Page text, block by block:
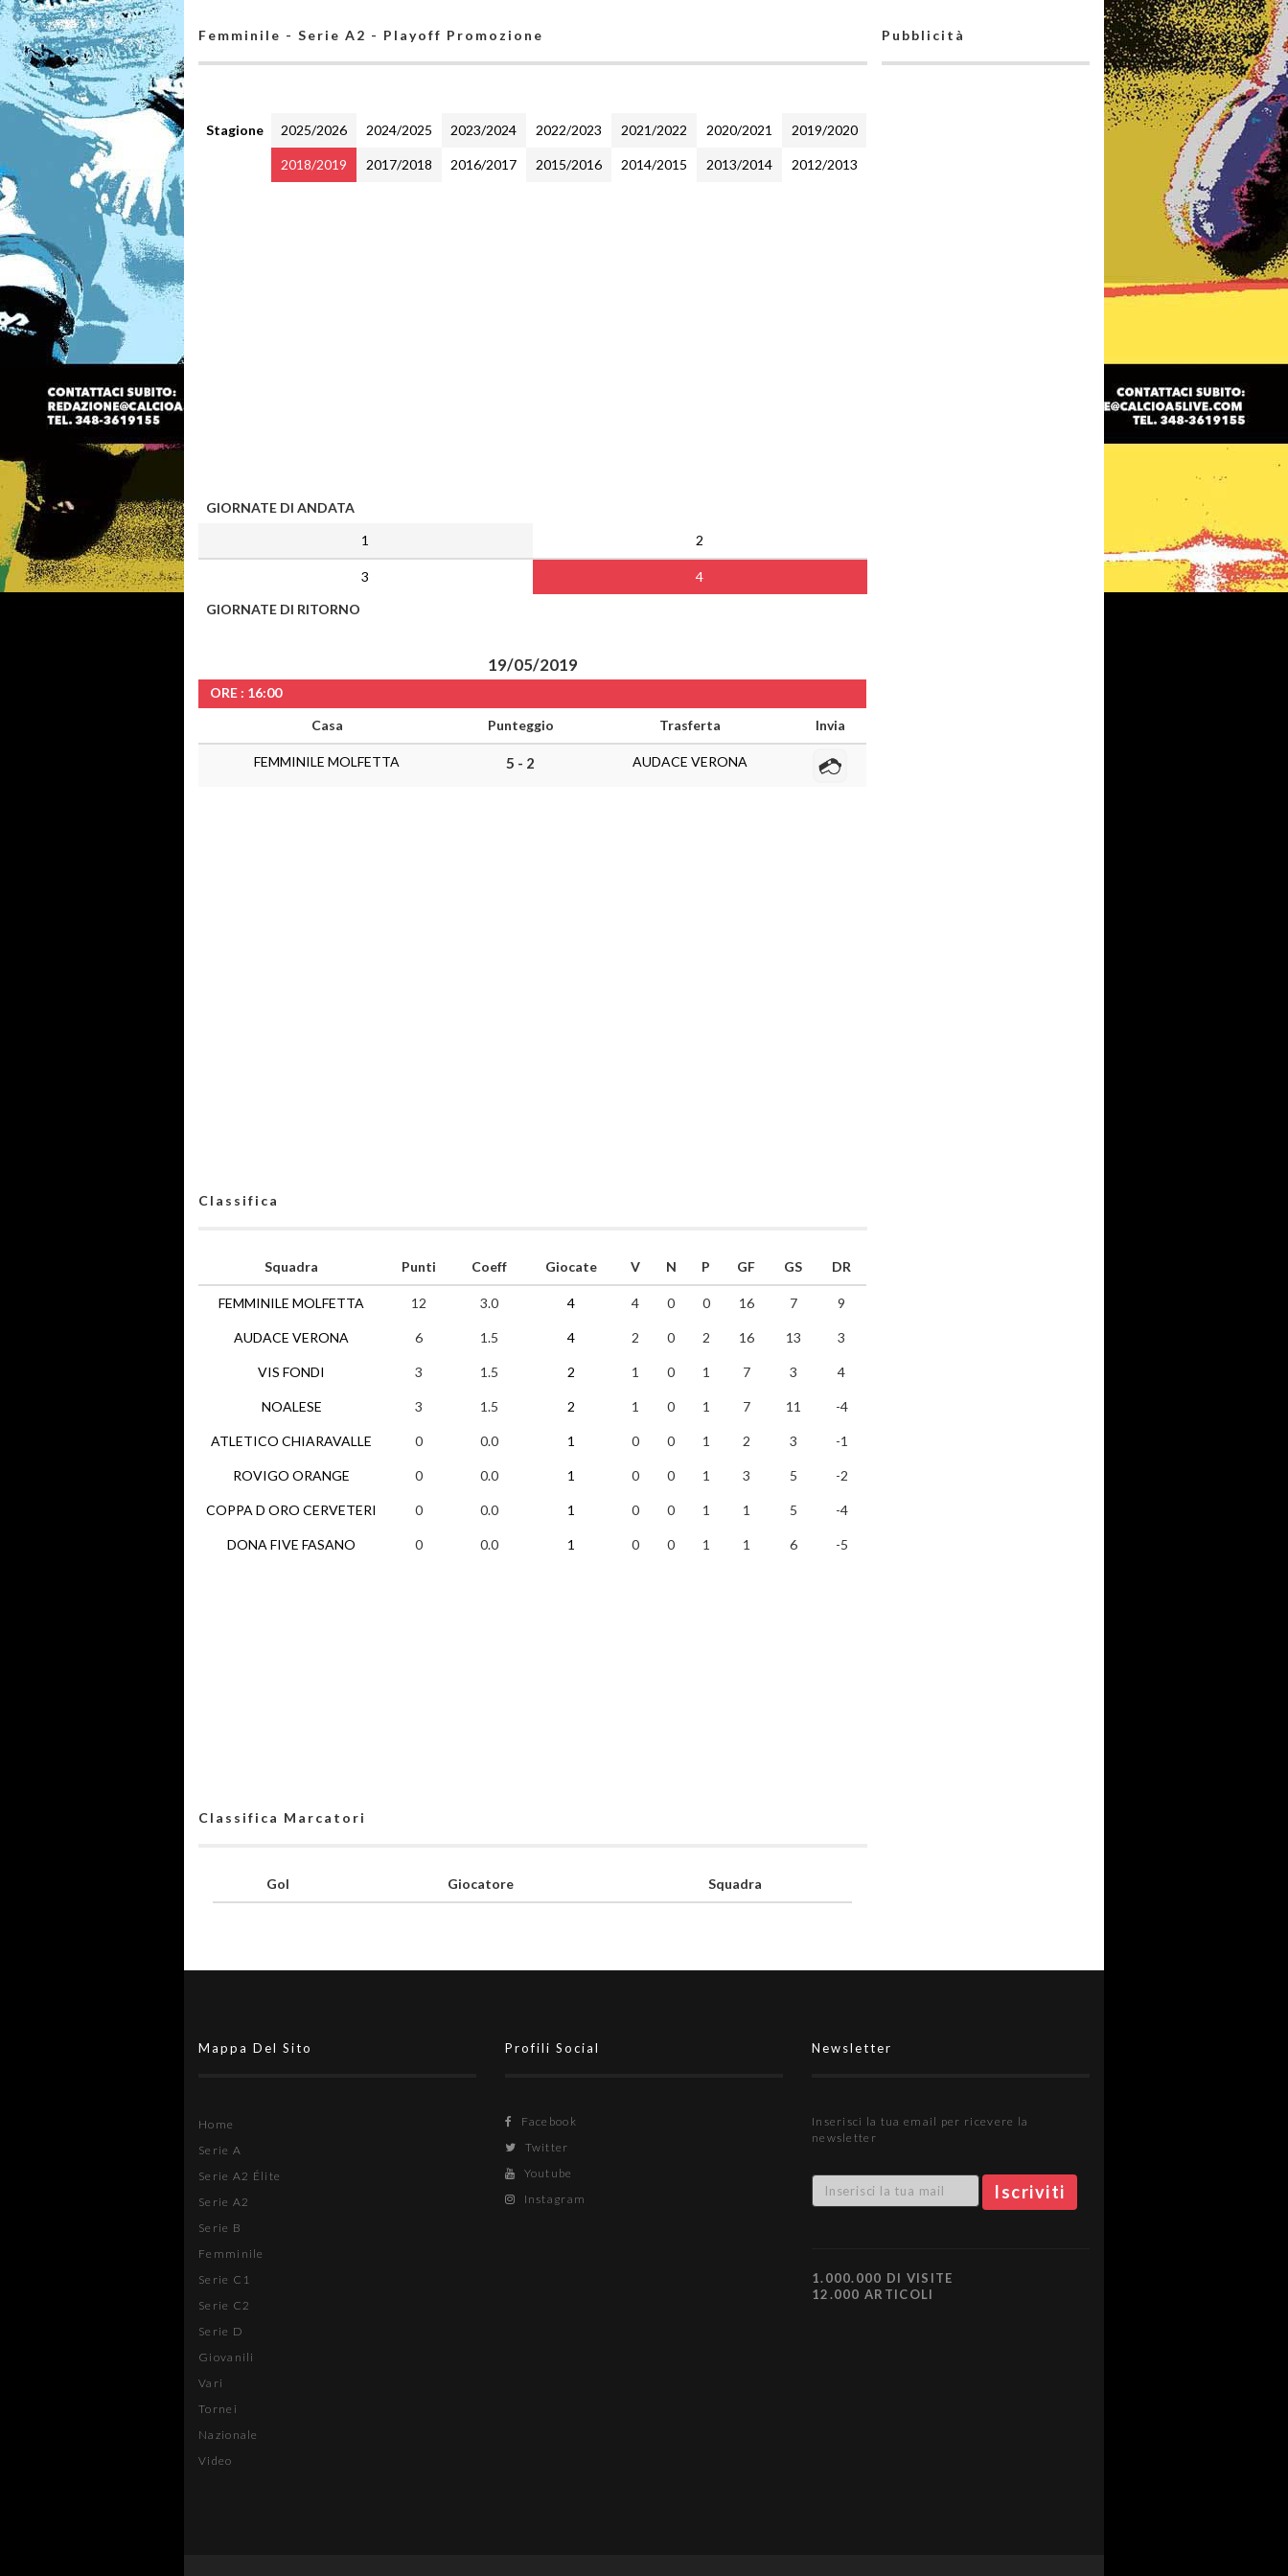
Femminile - Serie A2 - Playoff Promozione
Stagione 2025/2026 2024/2025 2023/2024 2022/2023 2021/2022 2020/2021 2019/2020
2018/2019 2017/2018 2016/2017 2015/2016 2014/2015 2013/2014 2012/2013
GIORNATE DI ANDATA
1
2
3
4
GIORNATE DI RITORNO
19/05/2019
ORE : 16:00
Casa
Punteggio Trasferta Invia
FEMMINILE MOLFETTA 5 - 2 AUDACE VERONA
Classifica
Squadra
FEMMINILE MOLFETTA
AUDACE VERONA
VIS FONDI
NOALESE
ATLETICO CHIARAVALLE
ROVIGO ORANGE
COPPA D ORO CERVETERI
DONA FIVE FASANO
Punti Coeff Giocate V N P GF GS DR
12 3.0 4 4 0 0 16 7 9
6 1.5 4 2 0 2 16 13 3
3 1.5 2 1 0 1 7 3 4
3 1.5 2 1 0 1 7 11 -4
0 0.0 1 0 0 1 2 3 -1
0 0.0 1 0 0 1 3 5 -2
0 0.0 1 0 0 1 1 5 -4
0 0.0 1 0 0 1 1 6 -5
Classifica Marcatori
Gol Giocatore Squadra
Pubblicità
Mappa Del Sito
Home
Serie A
Serie A2 Élite
Serie A2
Serie B
Femminile
Serie C1
Serie C2
Serie D
Giovanili
Vari
Tornei
Nazionale
Video
Profili Social
Facebook
Twitter
Youtube
Instagram
Newsletter
Inserisci la tua email per ricevere la
newsletter
1.000.000 DI VISITE
12.000 ARTICOLI